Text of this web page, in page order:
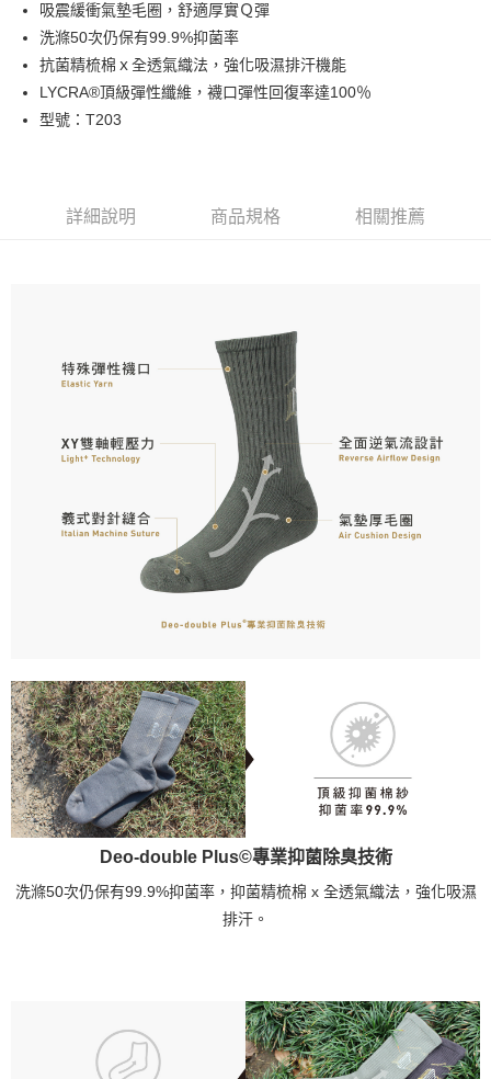
運送方式
每筆NT$100，滿NT$888(含以上)免運費
7-11取貨付款
每筆NT$100，滿NT$888(含以上)免運費
每筆NT$150，滿NT$888(含以上)免運費
吸震緩衝氣墊毛圈，舒適厚實Ｑ彈
洗滌50次仍保有99.9%抑菌率
抗菌精梳棉ｘ全透氣織法，強化吸濕排汗機能
LYCRA®頂級彈性纖維，襪口彈性回復率達100％
型號：T203
詳細說明 商品規格 相關推薦
Deo-double Plus©專業抑菌除臭技術
洗滌50次仍保有99.9%抑菌率，抑菌精梳棉 x 全透氣織法，強化吸濕
排汗。